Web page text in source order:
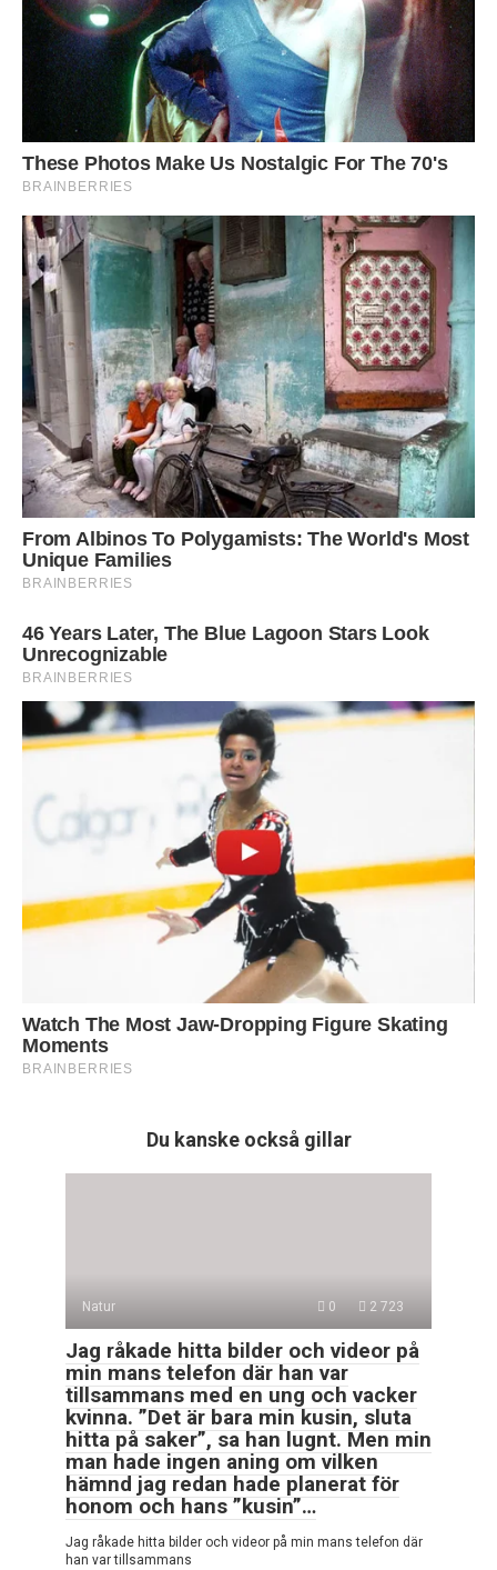
Du kanske också gillar
Natur 0 2 723
Jag råkade hitta bilder och videor på
min mans telefon där han var
tillsammans med en ung och vacker
kvinna. ”Det är bara min kusin, sluta
hitta på saker”, sa han lugnt. Men min
man hade ingen aning om vilken
hämnd jag redan hade planerat för
honom och hans ”kusin”…
Jag råkade hitta bilder och videor på min mans telefon där
han var tillsammans